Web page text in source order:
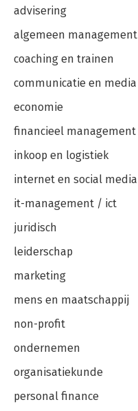
advisering
algemeen management
coaching en trainen
communicatie en media
economie
financieel management
inkoop en logistiek
internet en social media
it-management / ict
juridisch
leiderschap
marketing
mens en maatschappij
non-profit
ondernemen
organisatiekunde
personal finance